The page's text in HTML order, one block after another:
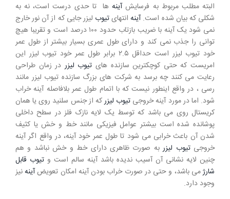
البته مطلب مربوط به فرسایشآینهها تا حدی درست است، نه به
شکلی که بیان شده است.آینهانتهایتیوب لیزر جایی که از آن نور خارج
نمی شود یک آینه با ضریب بازتاب حدود ۱۰۰ درصد است و تقریبا هیچ
توانی را جذب نمی کند و دارای طول عمری بسیار بیشتر از طول عمر
خود تیوب لیزر است حداقل ۲.۵ برابر طول عمر خود تیوب لیزر این
امریست که حتی کوچکترین سازنده های تیوب لیزردر زمان طراحی
رعایت می کنند چه برسد به شرکت های بزرگ سازنده تیوب لیزر مانند
رسی ، در واقع اینطور نیست که با اتمام طول عمر بلافاصله آینه خراب
شود. اما در مورد آینه خروجی تیوب لیزرکه از جنس سلنید روی یا همان
کریستال روی می باشد که توسط یک لایه نازک فلز در سطح داخلی
پوشانده شده است بیشتر عوامل فیزیکی مانند خط و خش یا کثیف
شدن آن باعث خرابی می شود تا طول عمر خود آینه، در واقع اگر آینه
خروجیتیوب لیزربه صورت ظاهری دارای خط و خش نباشد و هم
چنین لایه نشانی آن آسیب ندیده باشد آینه سالم است و تیوب قابل
شارژمی باشد، و حتی در صورت خراب بودن آینه امکان تعویضآینهنیز
وجود دارد.